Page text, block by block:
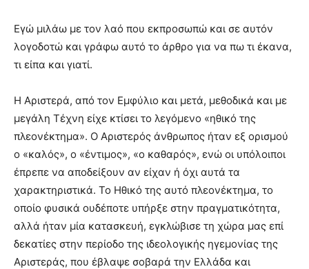
Εγώ μιλάω με τον λαό που εκπροσωπώ και σε αυτόν
λογοδοτώ και γράφω αυτό το άρθρο για να πω τι έκανα,
τι είπα και γιατί.
Η Αριστερά, από τον Εμφύλιο και μετά, μεθοδικά και με
μεγάλη Τέχνη είχε κτίσει το λεγόμενο «ηθικό της
πλεονέκτημα». Ο Αριστερός άνθρωπος ήταν εξ ορισμού
ο «καλός», ο «έντιμος», «ο καθαρός», ενώ οι υπόλοιποι
έπρεπε να αποδείξουν αν είχαν ή όχι αυτά τα
χαρακτηριστικά. Το Ηθικό της αυτό πλεονέκτημα, το
οποίο φυσικά ουδέποτε υπήρξε στην πραγματικότητα,
αλλά ήταν μία κατασκευή, εγκλώβισε τη χώρα μας επί
δεκατίες στην περίοδο της ιδεολογικής ηγεμονίας της
Αριστεράς, που έβλαψε σοβαρά την Ελλάδα και